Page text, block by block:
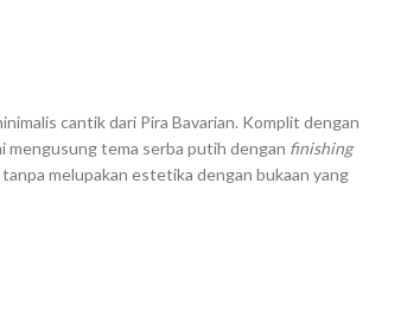
cantik dari Pira Bavarian. Komplit dengan
tema serba putih dengan finishing
melupakan estetika dengan bukaan yang